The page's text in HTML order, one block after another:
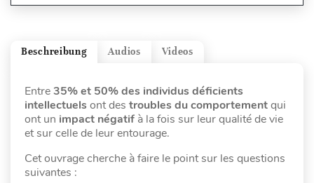
Videos
Audios
Beschreibung
Entre35% et 50% des individus déficients
intellectuels ont des troubles du comportementqui
ont un impact négatif à la fois sur leur qualité de vie
et sur celle de leur entourage.
Cet ouvrage cherche à faire le point sur les questions
suivantes :